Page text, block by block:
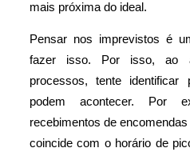
mais próxima do ideal.
Pensar nos imprevistos é
fazer isso. Por isso, ao
processos, tente identificar
podem acontecer. Por
recebimentos de
coincide com o horário de